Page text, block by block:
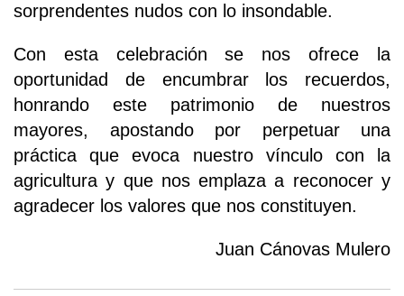
sorprendentes nudos con lo insondable.
Con esta celebración se nos ofrece la
oportunidad de encumbrar los recuerdos,
honrando este patrimonio de nuestros
mayores, apostando por perpetuar una
práctica que evoca nuestro vínculo con la
agricultura y que nos emplaza a reconocer y
agradecer los valores que nos constituyen.
Juan Cánovas Mulero